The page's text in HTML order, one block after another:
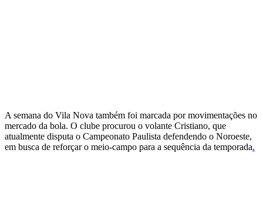
A semana do Vila Nova também foi marcada por movimentações no
mercado da bola. O clube procurou o volante Cristiano, que
atualmente disputa o Campeonato Paulista defendendo o Noroeste,
em busca de reforçar o meio-campo para a sequência da temporada.